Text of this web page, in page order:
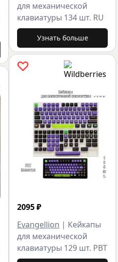
для механической
клавиатуры 134 шт. RU
Узнать больше
2095₽
Evangellion | Кейкапы
для механической
клавиатуры 129 шт. PBT